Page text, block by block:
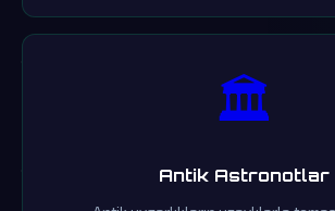
🏛️
Antik Astronotlar